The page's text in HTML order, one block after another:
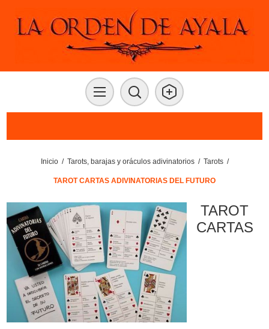
Inicio / Tarots, barajas y oráculos adivinatorios / Tarots /
TAROT CARTAS ADIVINATORIAS DEL FUTURO
TAROT
CARTAS